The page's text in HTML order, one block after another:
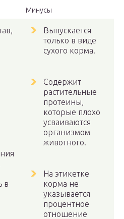
Минусы
в
Выпускается
только в виде
сухого корма.
Содержит
растительные
протеины,
которые плохо
усваиваются
организмом
животного.
На этикетке
корма не
указывается
процентное
отношение